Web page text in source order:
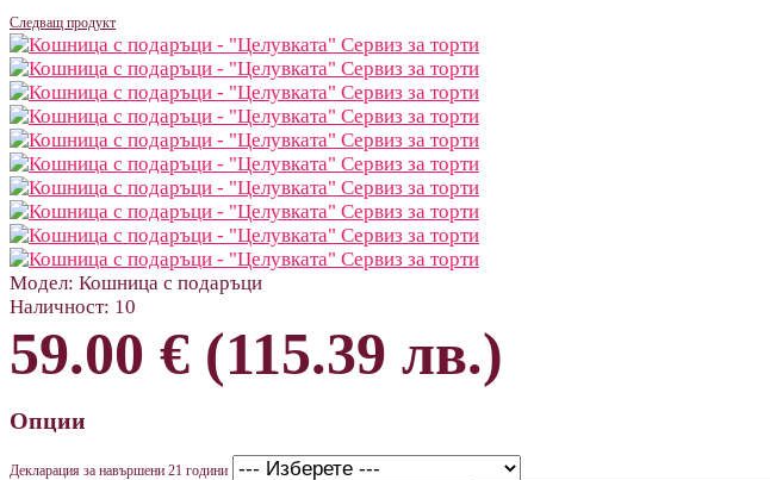
Следващ продукт
Модел: Кошница с подаръци
Наличност: 10
59.00 € (115.39 лв.)
Опции
Декларация за навършени 21 години